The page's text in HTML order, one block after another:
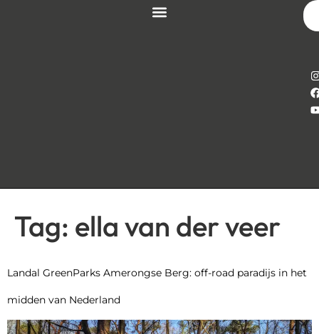
Tag: ella van der veer
Landal GreenParks Amerongse Berg: off-road paradijs in het
midden van Nederland